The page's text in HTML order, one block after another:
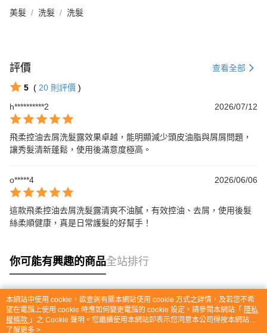
美髮 洗髮 洗髮
評價 查看全部
5 ( 20 則評價 )
h**********2
2026/07/12
飛柔控油去屑洗髮露效果卓越，能明顯減少頭皮油脂與屑屑問題，
讓秀髮清新蓬鬆，使用後滿意度極高。
o*****4 2026/06/06
這款飛柔控油去屑洗髮露清爽不油膩，有效控油、去屑，使用後髮
絲柔順健康，真是日常護髮的好幫手！
你可能有興趣的商品全站排行
熱門標籤
本網站中使用 cookie，欲查詢有關本網站使用 cookie 方式之詳情，及若您不希
望在電腦上使用 cookie 時應如何變更電腦的 cookie 設定，請參閱本網站「 隱私
權條款 」之 Cookie 聲明。您繼續使用本網站即表示您同意本公司得按本網站使
用條款之 Cookie 聲明使用 cookie。
了解更多 >